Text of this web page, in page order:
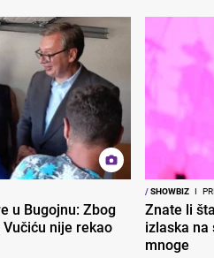
u Bugojnu: Zbog
nije rekao
/SHOWBIZ I
Znate li
izlaska na
mnoge